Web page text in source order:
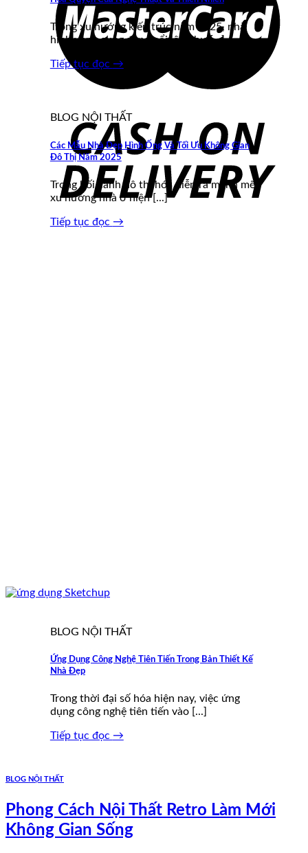
Trong xu hướng kiến trúc năm 2025, nhà
hình vòng cung đang nổi lên như [...]
Tiếp tục đọc →
BLOG NỘI THẤT
Các Mẫu Nhà Đẹp Hình Ống Và Tối Ưu Không Gian
Đô Thị Năm 2025
Trong bối cảnh đô thị hóa diễn ra mạnh mẽ,
xu hướng nhà ở hiện [...]
Tiếp tục đọc →
BLOG NỘI THẤT
Ứng Dụng Công Nghệ Tiên Tiến Trong Bản Thiết Kế
Nhà Đẹp
Trong thời đại số hóa hiện nay, việc ứng
dụng công nghệ tiên tiến vào [...]
Tiếp tục đọc →
BLOG NỘI THẤT
Phong Cách Nội Thất Retro Làm Mới
Không Gian Sống